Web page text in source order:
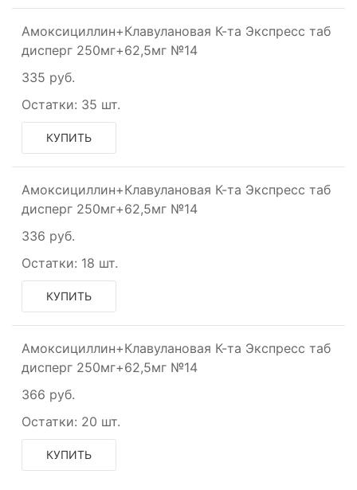
Амоксициллин+Клавулановая К-та Экспресс таб
дисперг 250мг+62,5мг №14
335 руб.
Остатки: 35 шт.
КУПИТЬ
Амоксициллин+Клавулановая К-та Экспресс таб
дисперг 250мг+62,5мг №14
336 руб.
Остатки: 18 шт.
КУПИТЬ
Амоксициллин+Клавулановая К-та Экспресс таб
дисперг 250мг+62,5мг №14
366 руб.
Остатки: 20 шт.
КУПИТЬ